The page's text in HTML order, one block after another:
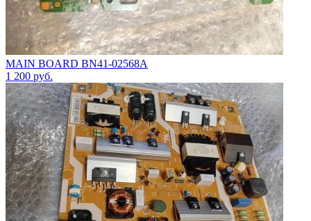
MAIN BOARD BN41-02568A
1 200 руб.